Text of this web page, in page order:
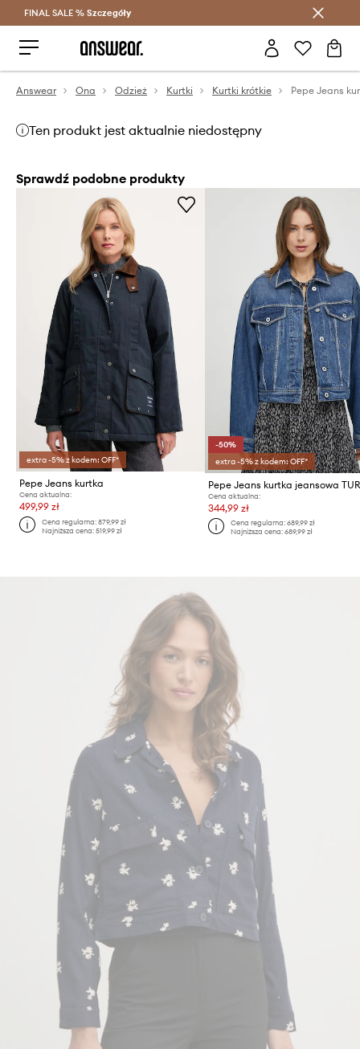
Oszczędzaj z Answear Club >
FINAL SALE % Szczegóły
Answear Ona Odzież Kurtki Kurtki krótkie
Ten produkt jest aktualnie niedostępny
Sprawdź podobne produkty
extra -5% z kodem: OFF*
Pepe Jeans kurtka
Cena aktualna:
499,99 zł
Cena regularna:879,99 zł
Najniższa cena:519,99 zł
-50%
extra -5% z kodem: OFF*
Cena aktualna:
344,99 zł
Cena regularna: 689,99 zł
Najniższa cena: 689,99 zł